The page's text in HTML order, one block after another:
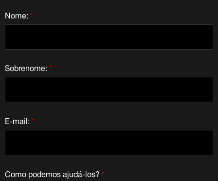
*
Nome:
*
Sobrenome:
*
E-mail:
*
Como podemos ajudá-los?